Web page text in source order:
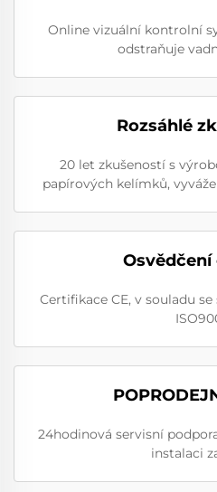
Online vizuální kontrolní
odstraňuje
Rozsáhlé
20 let zkušeností s
papírových kelímků,
Osvědčení
Certifikace CE, v souladu
24hodinová servisní
instalaci